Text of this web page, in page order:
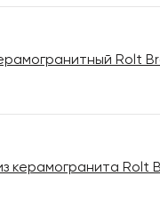
Rolt
керамогранита Rolt